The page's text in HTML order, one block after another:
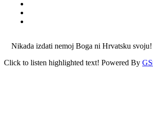
Nikada izdati nemoj Boga ni Hrvatsku svoju!
Click to listen highlighted text! Powered By